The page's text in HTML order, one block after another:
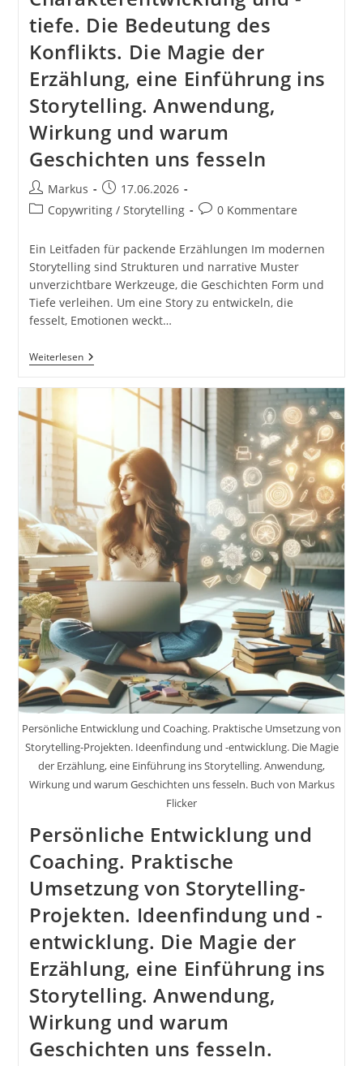
tiefe. Die Bedeutung des
Konflikts. Die Magie der
Erzählung, eine Einführung ins
Storytelling. Anwendung,
Wirkung und warum
Geschichten uns fesseln
Beitrags-
Autor:
Markus
Beitrag
veröffentlicht:
17.06.2026
Beitrags-
Copywriting / Storytelling
Beitrags-
0 Kommentare
Ein Leitfaden für packende Erzählungen Im modernen
Storytelling sind Strukturen und narrative Muster
unverzichtbare Werkzeuge, die Geschichten Form und
Tiefe verleihen. Um eine Story zu entwickeln, die
fesselt, Emotionen weckt…
WeiterlesenStrukturen
Und
Charakterentwicklung
Und
Tiefe.
Bedeutung
Des
Konflikts.
Die
Magie
Der
Erzählung,
Eine
Einführung
Ins
Storytelling.
Anwendung,
Wirkung
Und
Warum
Geschichten
Uns
Fesseln
Persönliche Entwicklung und Coaching. Praktische Umsetzung von
Storytelling-Projekten. Ideenfindung und -entwicklung. Die Magie
der Erzählung, eine Einführung ins Storytelling. Anwendung,
Wirkung und warum Geschichten uns fesseln. Buch von Markus
Flicker
Persönliche Entwicklung und
Coaching. Praktische
Umsetzung von Storytelling-
Projekten. Ideenfindung und -
entwicklung. Die Magie der
Erzählung, eine Einführung ins
Storytelling. Anwendung,
Wirkung und warum
Geschichten uns fesseln.